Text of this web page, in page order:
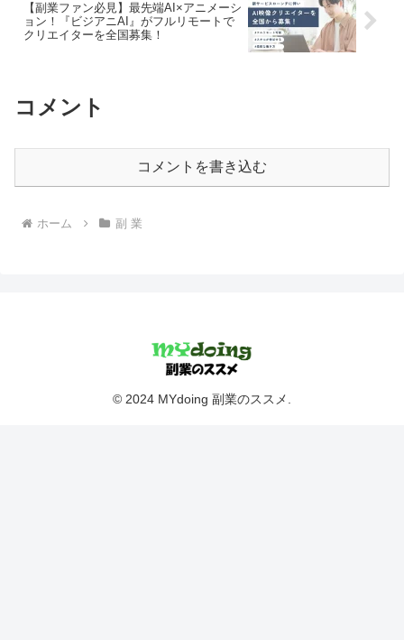
【副業ファン必見】最先端AI×アニメーシ
ョン！『ビジアニAI』がフルリモートで
クリエイターを全国募集！
コメント
コメントを書き込む
ホーム 副 業
© 2024 MYdoing 副業のススメ.